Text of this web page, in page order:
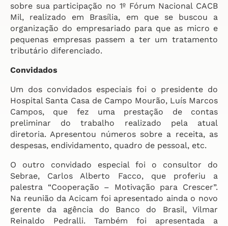
sobre sua participação no 1º Fórum Nacional CACB
Mil, realizado em Brasília, em que se buscou a
organização do empresariado para que as micro e
pequenas empresas passem a ter um tratamento
tributário diferenciado.
Convidados
Um dos convidados especiais foi o presidente do
Hospital Santa Casa de Campo Mourão, Luís Marcos
Campos, que fez uma prestação de contas
preliminar do trabalho realizado pela atual
diretoria. Apresentou números sobre a receita, as
despesas, endividamento, quadro de pessoal, etc.
O outro convidado especial foi o consultor do
Sebrae, Carlos Alberto Facco, que proferiu a
palestra “Cooperação – Motivação para Crescer”.
Na reunião da Acicam foi apresentado ainda o novo
gerente da agência do Banco do Brasil, Vilmar
Reinaldo Pedralli. Também foi apresentada a